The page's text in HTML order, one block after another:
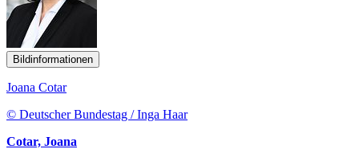
Bildinformationen
Joana Cotar
© Deutscher Bundestag / Inga Haar
Cotar, Joana